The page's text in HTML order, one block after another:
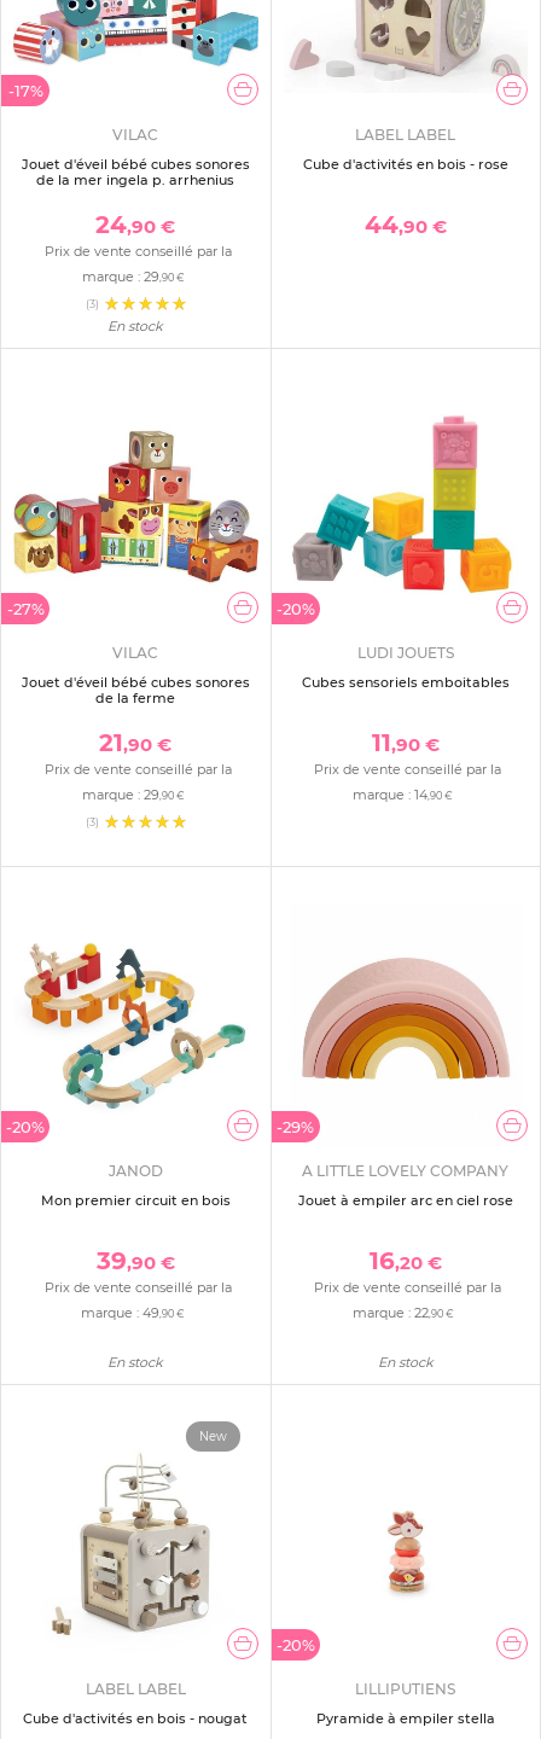
-17%
VILAC
Jouet d'éveil bébé cubes sonores
de la mer ingela p. arrhenius
24,90 €
Prix de vente conseillé par la
marque : 29,90 €
(3)
En stock
LABEL LABEL
Cube d'activités en bois - rose
44,90 €
-27%
VILAC
Jouet d'éveil bébé cubes sonores
de la ferme
21,90 €
Prix de vente conseillé par la
marque : 29,90 €
(3)
-20%
LUDI JOUETS
Cubes sensoriels emboitables
11,90 €
Prix de vente conseillé par la
marque :14,90 €
-20%
JANOD
Mon premier circuit en bois
39,90 €
Prix de vente conseillé par la
marque :49,90 €
En stock
-29%
A LITTLE LOVELY COMPANY
Jouet à empiler arc en ciel rose
16,20 €
Prix de vente conseillé par la
marque : 22,90 €
En stock
New
LABEL LABEL
Cube d'activités en bois - nougat
-20%
LILLIPUTIENS
Pyramide à empiler stella